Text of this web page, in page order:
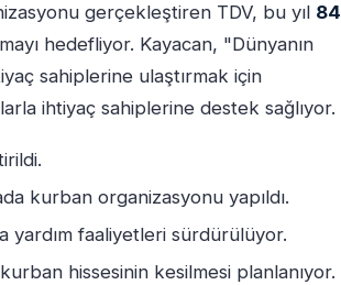
gerçekleştiren TDV, bu yıl 84
hedefliyor. Kayacan, "Dünyanın
sahiplerine ulaştırmak için
ihtiyaç sahiplerine destek sağlıyor.
kurban organizasyonu yapıldı.
faaliyetleri sürdürülüyor.
hissesinin kesilmesi planlanıyor.